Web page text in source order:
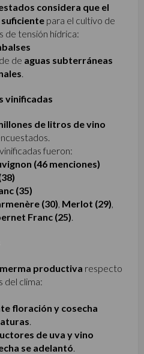
considera que el
suficiente para el cultivo de
de tensión hídrica:
de aguas subterráneas
vinificadas
de litros de vino
fueron:
(46 menciones)
(35)
(30), Merlot (29),
Franc (25).
merma productiva respecto
del clima:
floración y cosecha
de uva y vino
se adelantó